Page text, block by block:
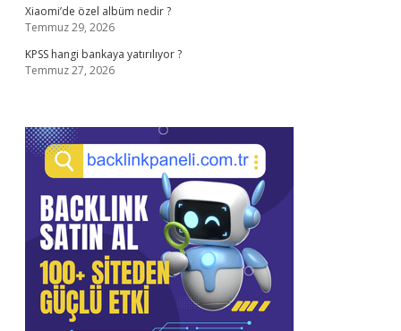
Xiaomi’de özel albüm nedir ?
Temmuz 29, 2026
KPSS hangi bankaya yatırılıyor ?
Temmuz 27, 2026